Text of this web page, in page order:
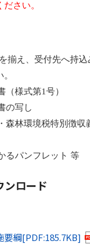
さい。
揃え、受付先へ持込
（様式第1号）
の写し
森林環境税特別徴収
るパンフレット 等
ンロード
要綱[PDF:185.7KB]